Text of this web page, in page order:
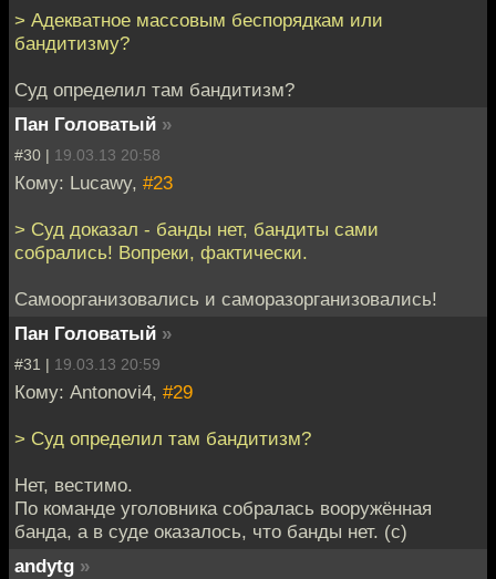
> Адекватное массовым беспорядкам или
бандитизму?
Суд определил там бандитизм?
Пан Головатый »
#30 | 19.03.13 20:58
Кому: Lucawy, #23
> Суд доказал - банды нет, бандиты сами
собрались! Вопреки, фактически.
Самоорганизовались и саморазорганизовались!
Пан Головатый »
#31 | 19.03.13 20:59
Кому: Antonovi4, #29
> Суд определил там бандитизм?
Нет, вестимо.
По команде уголовника собралась вооружённая
банда, а в суде оказалось, что банды нет. (с)
andytg »